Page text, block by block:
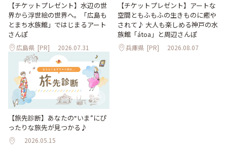
【チケットプレゼント】水辺の世
界から浮世絵の世界へ。「広島も
とまち水族館」ではじまるアート
さんぽ
広島県 [PR] 2026.07.31
【チケットプレゼント】アートな
空間ともふもふの生きものに癒や
されて♪ 大人も楽しめる神戸の水
族館「átoa」と周辺さんぽ
兵庫県 [PR] 2026.08.07
【旅先診断】あなたの“いま”にぴ
ったりな旅先が見つかる♪
2026.05.15